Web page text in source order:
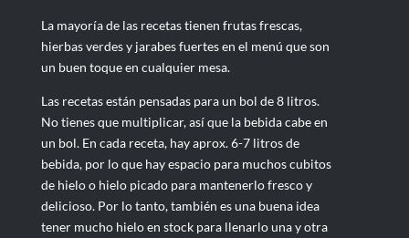
La mayoría de las recetas tienen frutas frescas,
hierbas verdes y jarabes fuertes en el menú que son
un buen toque en cualquier mesa.
Las recetas están pensadas para un bol de 8 litros.
No tienes que multiplicar, así que la bebida cabe en
un bol. En cada receta, hay aprox. 6-7 litros de
bebida, por lo que hay espacio para muchos cubitos
de hielo o hielo picado para mantenerlo fresco y
delicioso. Por lo tanto, también es una buena idea
tener mucho hielo en stock para llenarlo una y otra